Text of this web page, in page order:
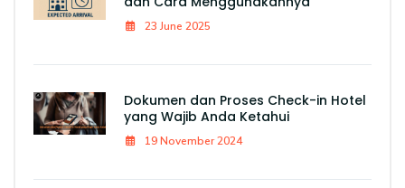
23 June 2025
Dokumen dan Proses Check-in Hotel
yang Wajib Anda Ketahui
19 November 2024